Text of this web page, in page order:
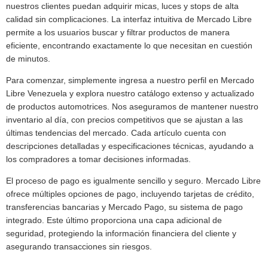
nuestros clientes puedan adquirir micas, luces y stops de alta
calidad sin complicaciones. La interfaz intuitiva de Mercado Libre
permite a los usuarios buscar y filtrar productos de manera
eficiente, encontrando exactamente lo que necesitan en cuestión
de minutos.
Para comenzar, simplemente ingresa a nuestro perfil en Mercado
Libre Venezuela y explora nuestro catálogo extenso y actualizado
de productos automotrices. Nos aseguramos de mantener nuestro
inventario al día, con precios competitivos que se ajustan a las
últimas tendencias del mercado. Cada artículo cuenta con
descripciones detalladas y especificaciones técnicas, ayudando a
los compradores a tomar decisiones informadas.
El proceso de pago es igualmente sencillo y seguro. Mercado Libre
ofrece múltiples opciones de pago, incluyendo tarjetas de crédito,
transferencias bancarias y Mercado Pago, su sistema de pago
integrado. Este último proporciona una capa adicional de
seguridad, protegiendo la información financiera del cliente y
asegurando transacciones sin riesgos.